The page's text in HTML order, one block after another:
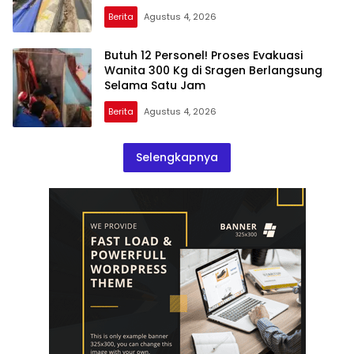
Berita Agustus 4, 2026
Butuh 12 Personel! Proses Evakuasi
Wanita 300 Kg di Sragen Berlangsung
Selama Satu Jam
Berita Agustus 4, 2026
Selengkapnya